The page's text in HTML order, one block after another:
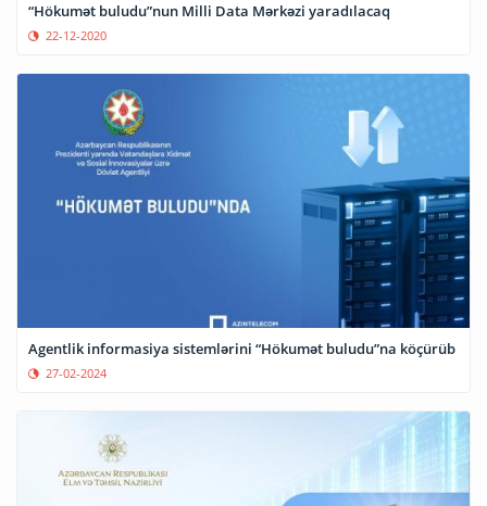
“Hökumət buludu”nun Milli Data Mərkəzi yaradılacaq
22-12-2020
Agentlik informasiya sistemlərini “Hökumət buludu”na köçürüb
27-02-2024